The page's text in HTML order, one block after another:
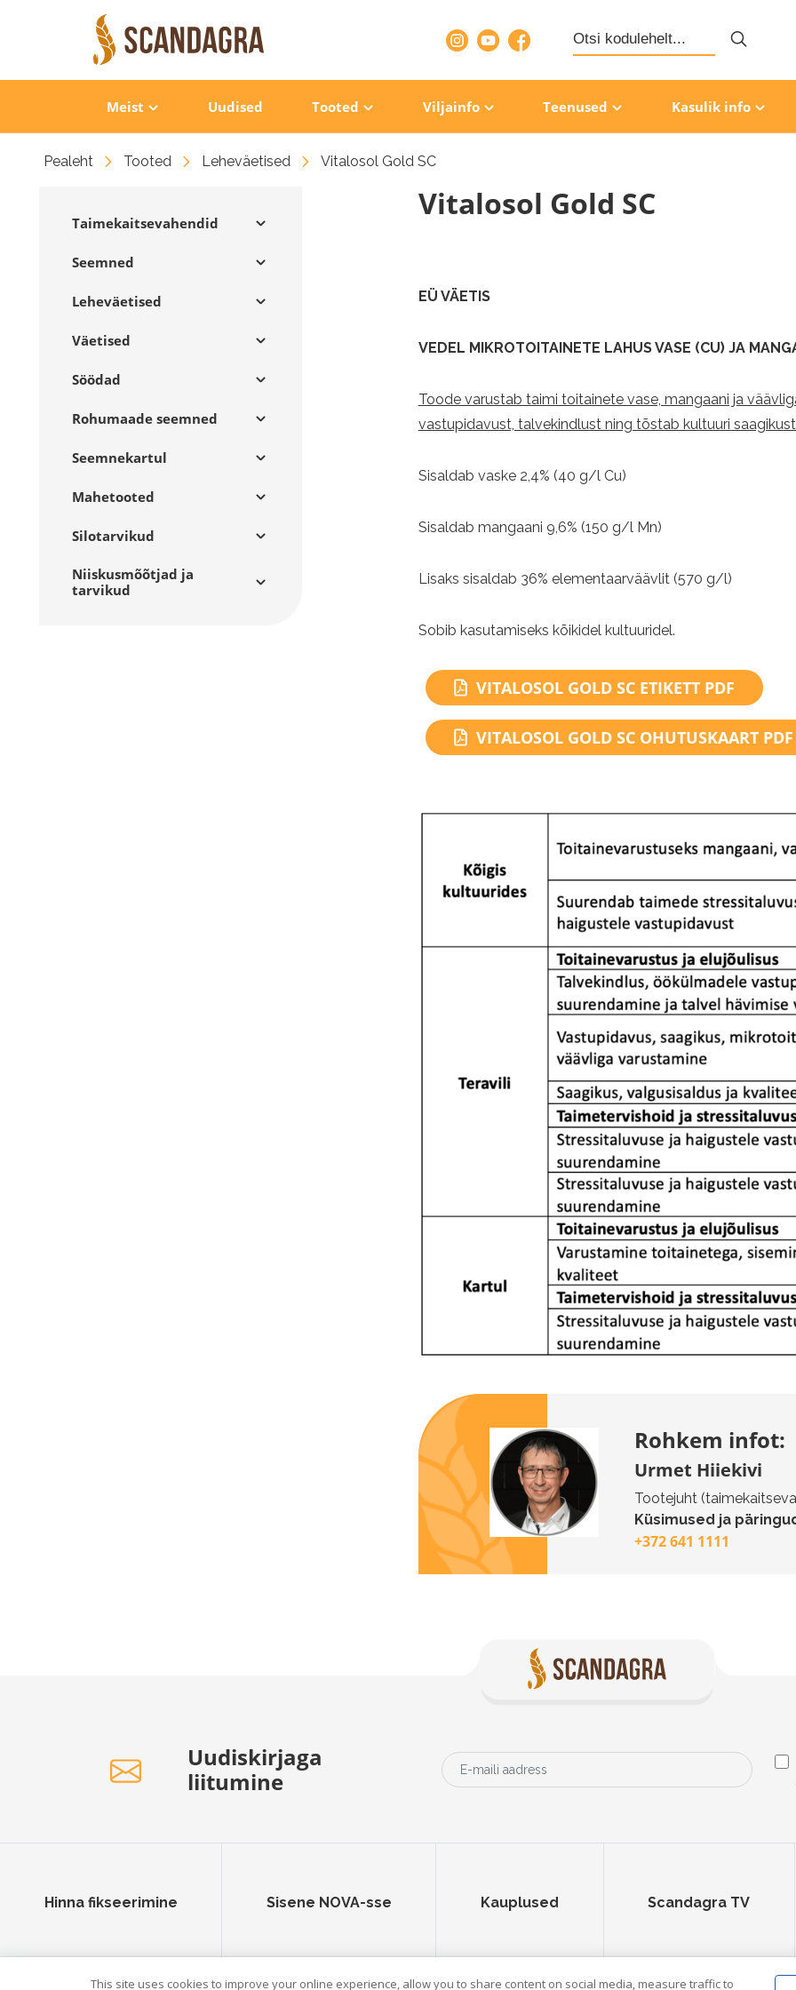
Search
for:
Meist Uudised Tooted Viljainfo Teenused Kasulik info
Pealeht Tooted Leheväetised Vitalosol Gold SC
Taimekaitsevahendid
Seemned
Leheväetised
Väetised
Söödad
Rohumaade seemned
Seemnekartul
Mahetooted
Silotarvikud
Niiskusmõõtjad ja
tarvikud
Vitalosol Gold SC
EÜ VÄETIS
VEDEL MIKROTOITAINETE LAHUS VASE (CU) JA
Toode varustab taimi toitainete vase, mangaani ja
vastupidavust, talvekindlust ning tõstab kultuuri
Sisaldab vaske 2,4% (40 g/l Cu)
Sisaldab mangaani 9,6% (150 g/l Mn)
Lisaks sisaldab 36% elementaarväävlit (570 g/l)
Sobib kasutamiseks kõikidel kultuuridel.
VITALOSOL GOLD SC ETIKETT PDF
VITALOSOL GOLD SC OHUTUSKAART PDF
Rohkem infot:
Urmet Hiiekivi
Tootejuht
Küsimused ja
+372 641 1111
Uudiskirjaga
liitumine
Hinna fikseerimine Sisene NOVA-sse Kauplused Scandagra TV
This site uses cookies to improve your online experience, allow you to share content on social media, measure traffic to